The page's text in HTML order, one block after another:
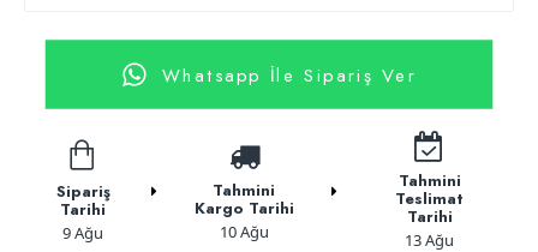
Whatsapp İle Sipariş Ver
Sipariş
Tarihi
9 Ağu
Tahmini
Kargo Tarihi
10 Ağu
Tahmini
Teslimat
Tarihi
13 Ağu